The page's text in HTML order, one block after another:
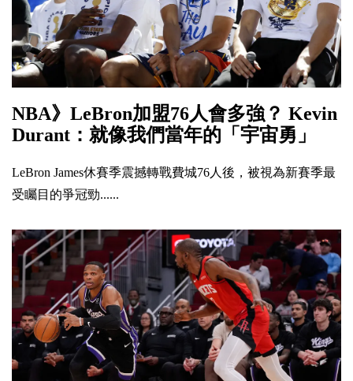
NBA》LeBron加盟76人會多強？ Kevin
Durant：就像我們當年的「宇宙勇」
LeBron James休賽季震撼轉戰費城76人後，被視為新賽季最
受矚目的爭冠勁......